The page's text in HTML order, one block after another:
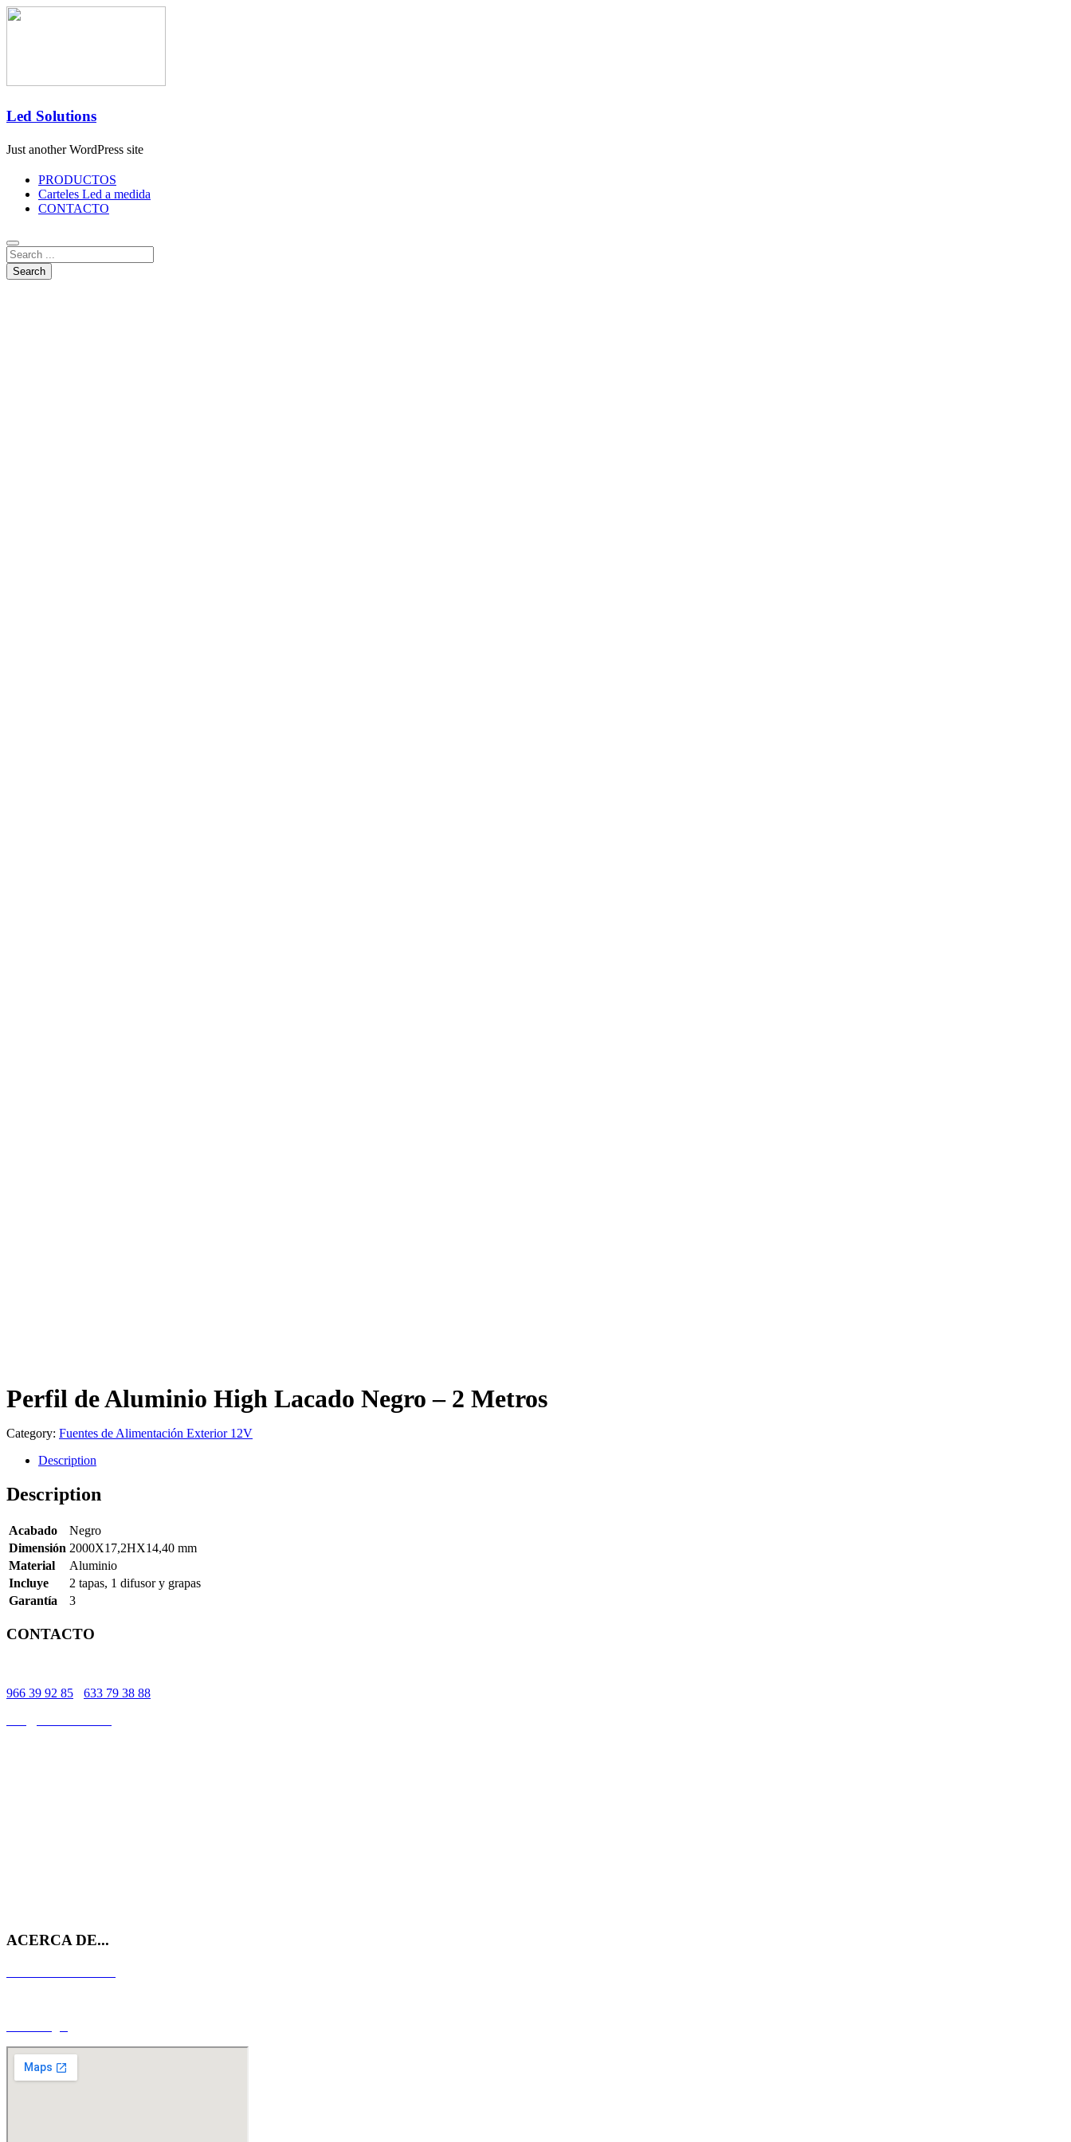
Led Solutions
Just another WordPress site
PRODUCTOS
Carteles Led a medida
CONTACTO
Perfil de Aluminio High Lacado Negro – 2 Metros
Category: Fuentes de Alimentación Exterior 12V
Description
Description
Acabado
Negro
Dimensión 2000X17,2HX14,40 mm
Material
Aluminio
Incluye
2 tapas, 1 difusor y grapas
Garantía
3
CONTACTO
966 39 92 85
633 79 38 88
ACERCA DE...